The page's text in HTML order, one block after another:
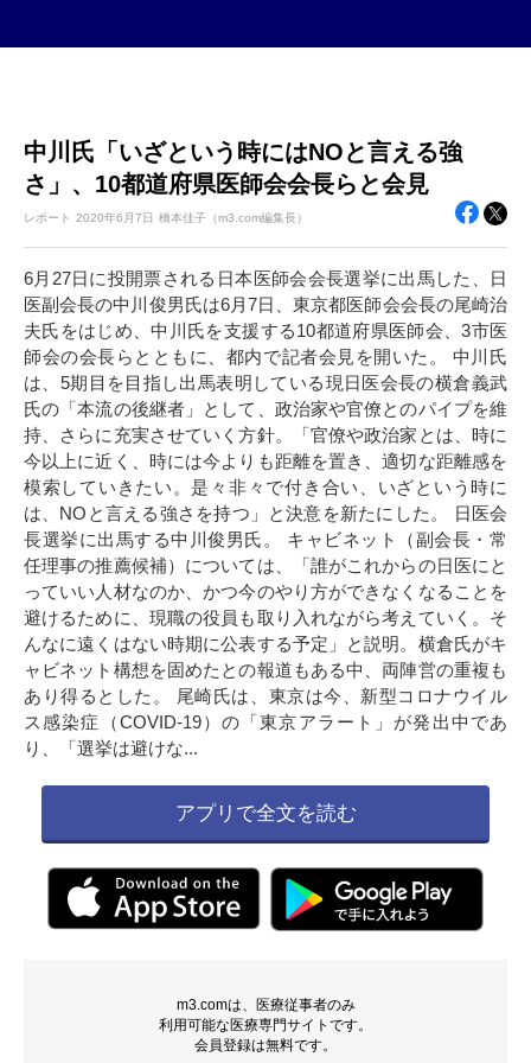
中川氏「いざという時にはNOと言える強
さ」、10都道府県医師会会長らと会見
レポート 2020年6月7日 橋本佳子（m3.com編集長）
6月27日に投開票される日本医師会会長選挙に出馬した、日
医副会長の中川俊男氏は6月7日、東京都医師会会長の尾崎治
夫氏をはじめ、中川氏を支援する10都道府県医師会、3市医
師会の会長らとともに、都内で記者会見を開いた。 中川氏
は、5期目を目指し出馬表明している現日医会長の横倉義武
氏の「本流の後継者」として、政治家や官僚とのパイプを維
持、さらに充実させていく方針。「官僚や政治家とは、時に
今以上に近く、時には今よりも距離を置き、適切な距離感を
模索していきたい。是々非々で付き合い、いざという時に
は、NOと言える強さを持つ」と決意を新たにした。 日医会
長選挙に出馬する中川俊男氏。 キャビネット（副会長・常
任理事の推薦候補）については、「誰がこれからの日医にと
っていい人材なのか、かつ今のやり方ができなくなることを
避けるために、現職の役員も取り入れながら考えていく。そ
んなに遠くはない時期に公表する予定」と説明。横倉氏がキ
ャビネット構想を固めたとの報道もある中、両陣営の重複も
あり得るとした。 尾崎氏は、東京は今、新型コロナウイル
ス感染症（COVID-19）の「東京アラート」が発出中であ
り、「選挙は避けな...
アプリで全文を読む
m3.comは、医療従事者のみ
利用可能な医療専門サイトです。
会員登録は無料です。